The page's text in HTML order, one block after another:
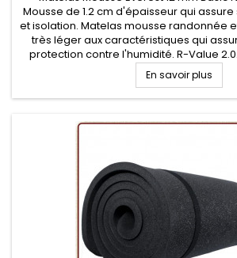
Mousse de 1.2 cm d'épaisseur qui
et isolation. Matelas mousse randonnée
très léger aux caractéristiques qui
protection contre l'humidité. R-Value
autant anti dérapante qu'isolante par
la...
En savoir plus